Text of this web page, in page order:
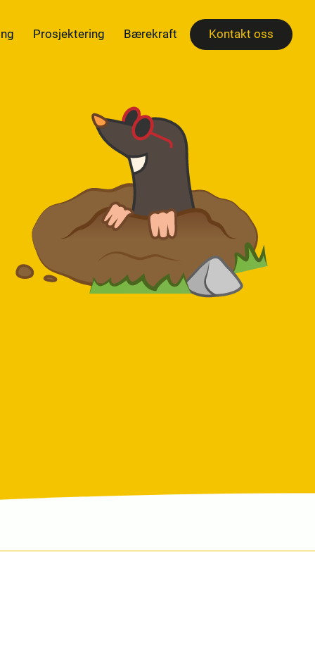
Prosjektering Bærekraft Kontakt oss